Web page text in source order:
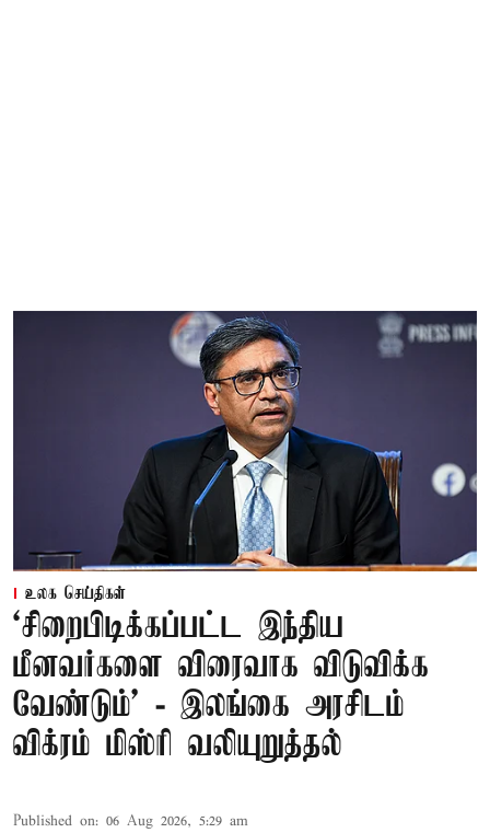
உலக செய்திகள்
‘சிறைபிடிக்கப்பட்ட இந்திய
மீனவர்களை விரைவாக விடுவிக்க
வேண்டும்' - இலங்கை அரசிடம்
விக்ரம் மிஸ்ரி வலியுறுத்தல்
Published on: 06 Aug 2026, 5:29 am